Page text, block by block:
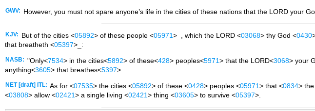
GWV: However, you must not spare anyone’s life in the cities of these nations that the LORD your
KJV: But of the cities <05892> of these people <05971>_, which the LORD <03068> thy God <0430
that breatheth <05397>_:
NASB: "Only<7534> in the cities<5892> of these<428> peoples<5971> that the LORD<3068> your
anything<3605> that breathes<5397>.
NET [draft] ITL: As for <07535> the cities <05892> of these <0428> peoples <05971> that <0834>
<03808> allow <02421> a single living <02421> thing <03605> to survive <05397>.